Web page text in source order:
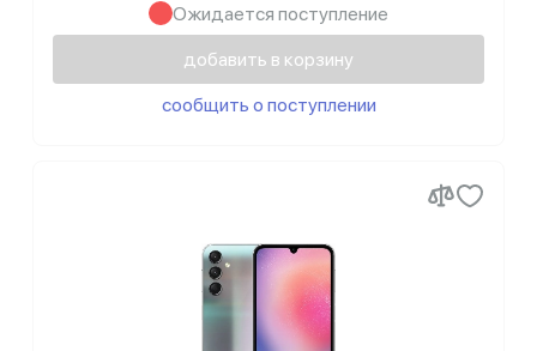
Ожидается поступление
добавить в корзину
сообщить о поступлении